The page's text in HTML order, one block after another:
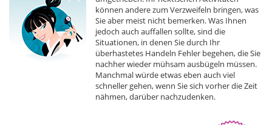
können andere zum Verzweifeln bringen, was
Sie aber meist nicht bemerken. Was Ihnen
jedoch auch auffallen sollte, sind die
Situationen, in denen Sie durch Ihr
überhastetes Handeln Fehler begehen, die Sie
nachher wieder mühsam ausbügeln müssen.
Manchmal würde etwas eben auch viel
schneller gehen, wenn Sie sich vorher die Zeit
nähmen, darüber nachzudenken.